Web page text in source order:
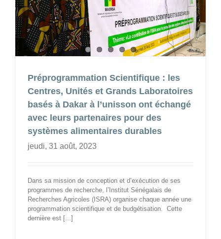
Préprogrammation Scientifique : les
Centres, Unités et Grands Laboratoires
basés à Dakar à l’unisson ont échangé
avec leurs partenaires pour des
systèmes alimentaires durables
jeudi, 31 août, 2023
Dans sa mission de conception et d’exécution de ses
programmes de recherche, l’Institut Sénégalais de
Recherches Agricoles (ISRA) organise chaque année une
programmation scientifique et de budgétisation. Cette
dernière est [...]